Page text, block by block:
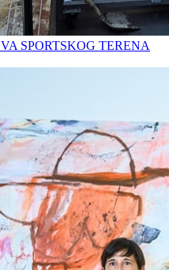
SPORTSKOG TERENA